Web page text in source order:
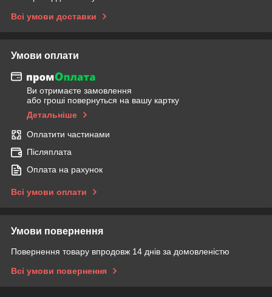
Всі умови доставки
Умови оплати
Ви отримаєте замовлення
або гроші повернуться на вашу картку
Детальніше
Оплатити частинами
Післяплата
Оплата на рахунок
Всі умови оплати
Умови повернення
Повернення товару впродовж 14 днів за домовленістю
Всі умови повернення